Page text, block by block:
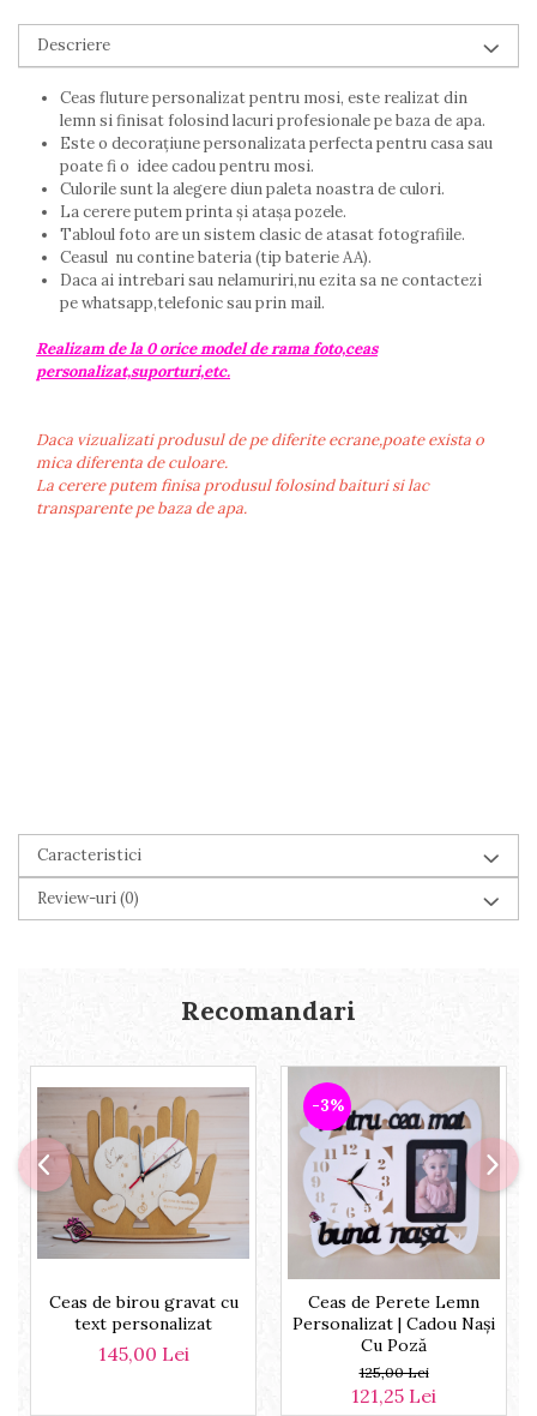
Descriere
Ceas fluture personalizat pentru mosi, este realizat din
lemn si finisat folosind lacuri profesionale pe baza de apa.
Este o decorațiune personalizata perfecta pentru casa sau
poate fi o idee cadou pentru mosi.
Culorile sunt la alegere diun paleta noastra de culori.
La cerere putem printa și atașa pozele.
Tabloul foto are un sistem clasic de atasat fotografiile.
Ceasul nu contine bateria (tip baterie AA).
Daca ai intrebari sau nelamuriri,nu ezita sa ne contactezi
pe whatsapp,telefonic sau prin mail.
Realizam de la 0 orice model de rama foto,ceas
personalizat,suporturi,etc.
Daca vizualizati produsul de pe diferite ecrane,poate exista o
mica diferenta de culoare.
La cerere putem finisa produsul folosind baituri si lac
transparente pe baza de apa.
Caracteristici
Review-uri(0)
Recomandari
Ceas de birou gravat cu
text personalizat
145,00 Lei
-3%
Ceas de Perete Lemn
Personalizat | Cadou Nași
Cu Poză
125,00 Lei
121,25 Lei